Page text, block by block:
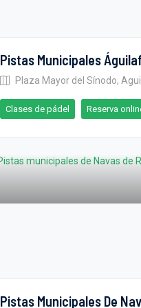
Pistas Municipales
Plaza Mayor del Sínodo,
Clases de pádel Reserva
Pistas Municipales De